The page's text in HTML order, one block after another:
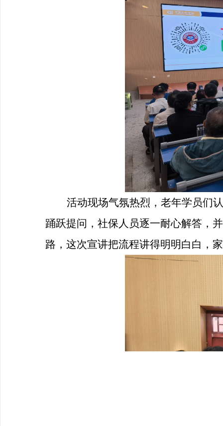
活动现场气氛热烈，老年学员们
踊跃提问，社保人员逐一耐心解答，
路，这次宣讲把流程讲得明明白白，